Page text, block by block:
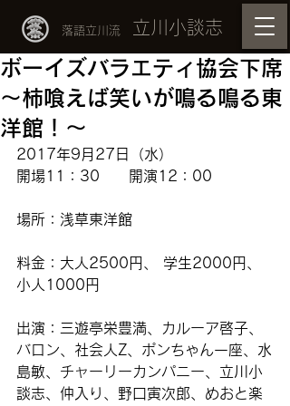
落語立川流 立川小談志
ボーイズバラエティ協会下席
～柿喰えば笑いが鳴る鳴る東
洋館！～
2017年9月27日（水）
開場11：30　　開演12：00
場所：浅草東洋館
料金：大人2500円、 学生2000円、
小人1000円
出演：三遊亭栄豊満、カルーア啓子、
バロン、社会人Z、ポンちゃん一座、水
島敏、チャーリーカンパニー、立川小
談志、仲入り、野口寅次郎、めおと楽